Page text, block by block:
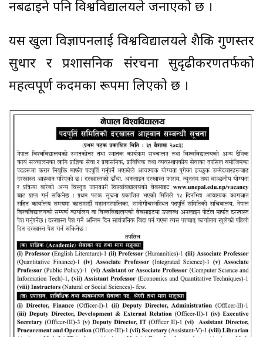
नबढाइने पनि विश्वविद्यालयले जनाएको छ ।
यस खुला विज्ञापनलाई विश्वविद्यालयले शैक्षिक गुणस्तर
सुधार र प्रशासनिक संरचना सुदृढीकरणतर्फको
महत्वपूर्ण कदमका रूपमा लिएको छ ।